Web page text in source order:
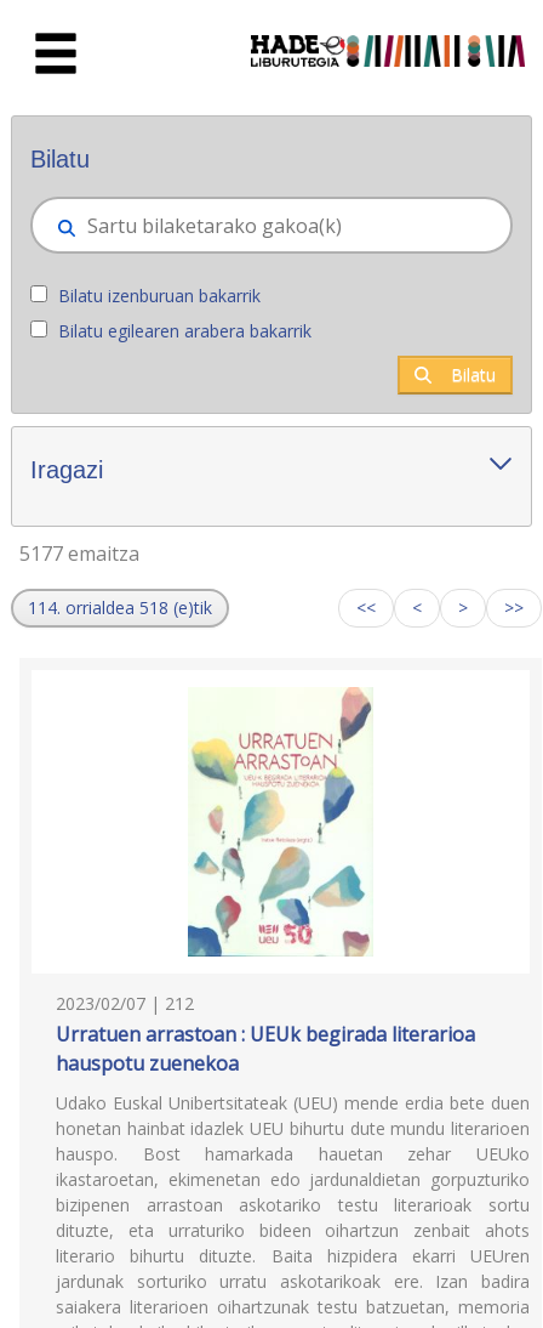
Eskuratu berriak - Liburutegia
Bilatu
Bilatu izenburuan bakarrik
Bilatu egilearen arabera bakarrik
Bilatu
Iragazi
5177 emaitza
114. orrialdea 518 (e)tik << < > >>
2023/02/07 | 212
Urratuen arrastoan : UEUk begirada literarioa
hauspotu zuenekoa
Udako Euskal Unibertsitateak (UEU) mende erdia bete duen
honetan hainbat idazlek UEU bihurtu dute mundu literarioen
hauspo. Bost hamarkada hauetan zehar UEUko
ikastaroetan, ekimenetan edo jardunaldietan gorpuzturiko
bizipenen arrastoan askotariko testu literarioak sortu
dituzte, eta urraturiko bideen oihartzun zenbait ahots
literario bihurtu dituzte. Baita hizpidera ekarri UEUren
jardunak sorturiko urratu askotarikoak ere. Izan badira
saiakera literarioen oihartzunak testu batzuetan, memoria